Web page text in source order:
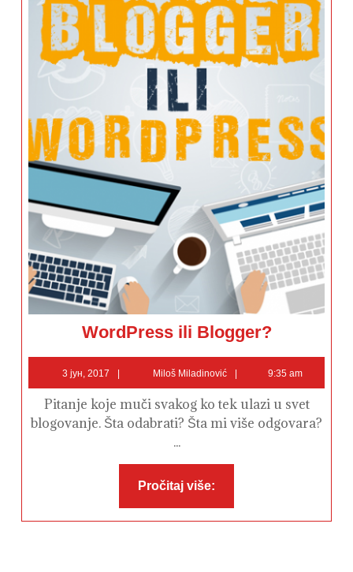
WordPress ili Blogger?WordPress
3 јун, 2017
2017
Miloš Miladinović 9:35 am
Pitanje koje muči svakog ko tek ulazi u svet
blogovanje. Šta odabrati? Šta mi više odgovara?
...
Pročitaj više: